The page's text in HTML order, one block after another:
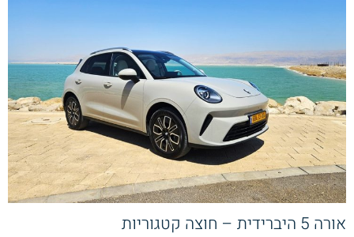
אורה 5 היברידית – חוצה קטגוריות